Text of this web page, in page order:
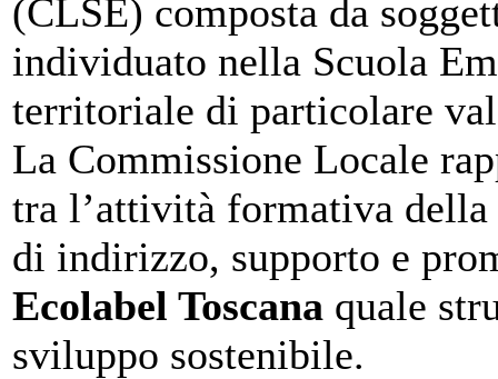
(CLSE) composta da
individuato nella Scuola
territoriale di particolare
La Commissione Locale
tra l’attività formativa
di indirizzo, supporto e
Ecolabel Toscana quale
sviluppo sostenibile.